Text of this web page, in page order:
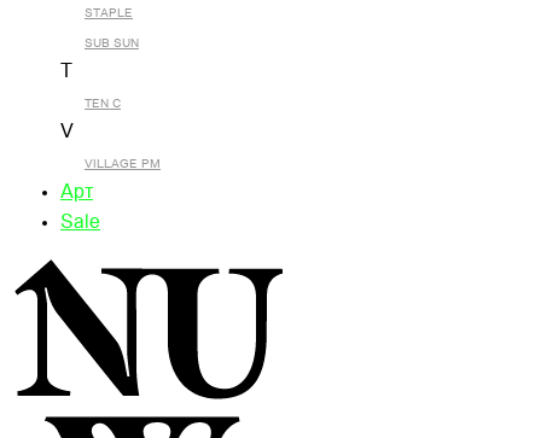
STAPLE
SUB SUN
TEN C
V
VILLAGE PM
Арт
Sale